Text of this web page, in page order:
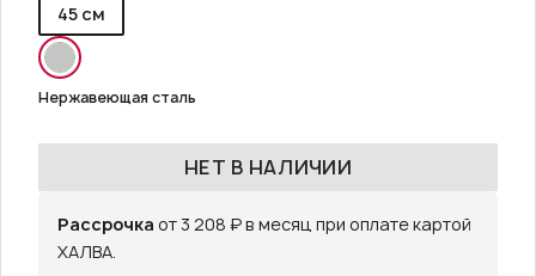
45 см
Нержавеющая сталь
НЕТ В НАЛИЧИИ
Рассрочка от 3 208 ₽ в месяц при оплате картой
ХАЛВА.